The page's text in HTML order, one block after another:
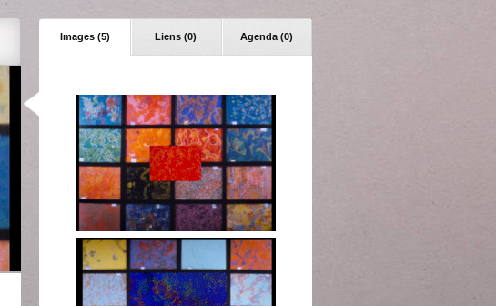
Images (5) Liens (0) Agenda (0)